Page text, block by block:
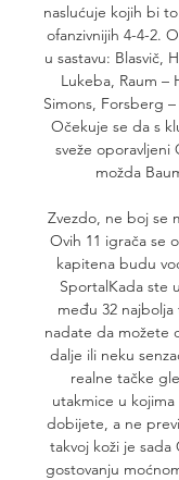
naslućuje kojih bi
ofanzivnijih 4-4-2.
u sastavu: Blasvič,
Lukeba, Raum –
Simons, Forsberg
Očekuje se da s
sveže oporavljeni
možda
Zvezdo, ne boj se
Ovih 11 igrača se
kapitena budu
SportalKada ste
među 32
nadate da možete
dalje ili neku
realne tačke
utakmice u
dobijete, a ne
takvoj koži je sada
gostovanju